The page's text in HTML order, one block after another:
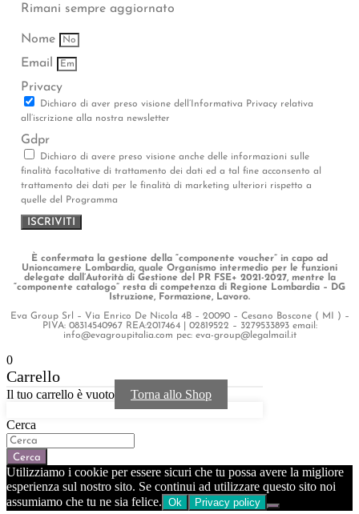
Rimani sempre aggiornato
Nome
Email
Privacy
Dichiaro di aver preso visione dell’Informativa Privacy relativa
all’iscrizione alla nostra newsletter
Gdpr
Dichiaro di avere preso visione anche delle informazioni sulle
finalità facoltative di trattamento dei dati ed a tal fine acconsento al
trattamento dei dati per le finalità di marketing ulteriori rispetto a
quelle del Programma
ISCRIVITI
È confermata la gestione della “componente voucher” in capo ad
Unioncamere Lombardia, quale Organismo intermedio per le funzioni
delegate dall’Autorità di Gestione del PR FSE+ 2021-2027, mentre la
“componente catalogo” resta di competenza di Regione Lombardia – DG
Istruzione, Formazione, Lavoro.
Eva Group Srl – Via Enrico De Nicola 4B – 20090 – Cesano Boscone ( MI ) –
PIVA: 08314540967 REA:2017464 | 02819522 – 3279533893 email:
info@evagroupitalia.com pec: eva-group@legalmail.it
0
Carrello
Il tuo carrello è vuoto Torna allo Shop
Cerca
Cerca
Utilizziamo i cookie per essere sicuri che tu possa avere la migliore
esperienza sul nostro sito. Se continui ad utilizzare questo sito noi
assumiamo che tu ne sia felice. Ok Privacy policy